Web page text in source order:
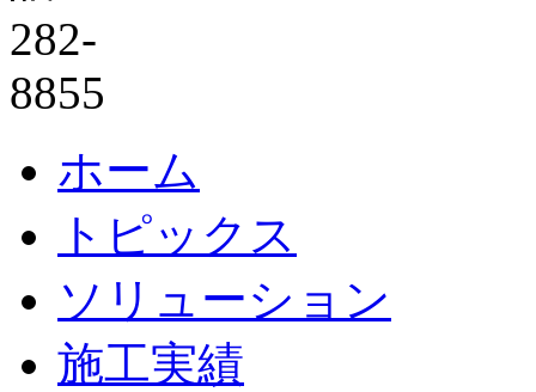
ホーム
トピックス
ソリューション
施工実績